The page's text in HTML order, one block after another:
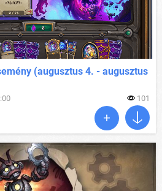
(augusztus 4. - augusztus
101